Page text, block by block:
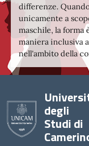
differenze.
unicamente a
maschile, la
maniera inclusiva
nell'ambito della
degli
Studi di